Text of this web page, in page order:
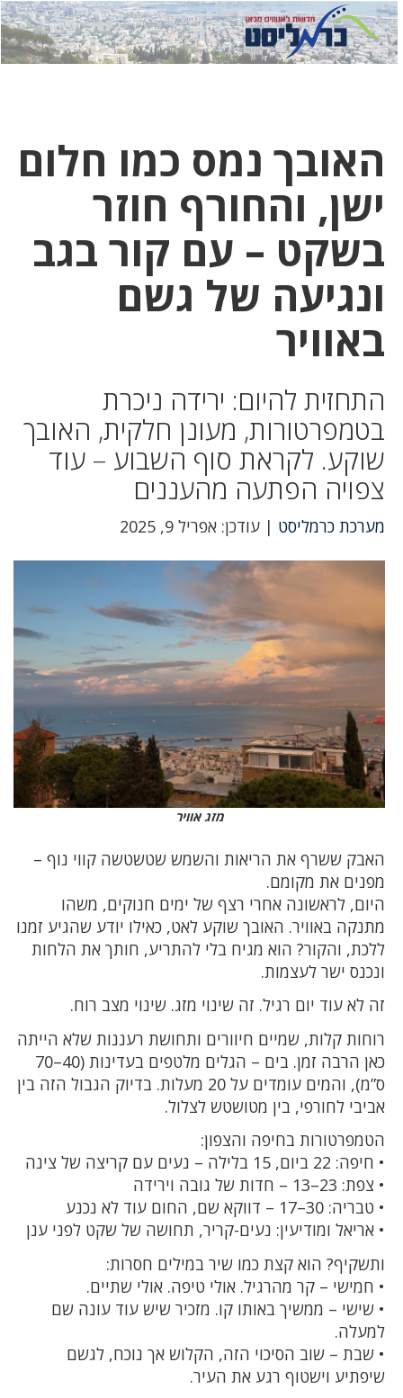
לחץ
כאן
לחץ
כדי
האובך נמס כמו חלום
ישן, והחורף חוזר
בשקט – עם קור בגב
ונגיעה של גשם
באוויר
התחזית להיום: ירידה ניכרת
בטמפרטורות, מעונן חלקית, האובך
שוקע. לקראת סוף השבוע – עוד
צפויה הפתעה מהעננים
מערכת כרמליסט | עודכן: אפריל 9, 2025
מזג אוויר
האבק ששרף את הריאות והשמש שטשטשה קווי נוף –
מפנים את מקומם.
היום, לראשונה אחרי רצף של ימים חנוקים, משהו
מתנקה באוויר. האובך שוקע לאט, כאילו יודע שהגיע זמנו
ללכת, והקור? הוא מגיח בלי להתריע, חותך את הלחות
ונכנס ישר לעצמות.
זה לא עוד יום רגיל. זה שינוי מזג. שינוי מצב רוח.
רוחות קלות, שמיים חיוורים ותחושת רעננות שלא הייתה
כאן הרבה זמן. בים – הגלים מלטפים בעדינות (40–70
ס”מ), והמים עומדים על 20 מעלות. בדיוק הגבול הזה בין
אביבי לחורפי, בין מטושטש לצלול.
הטמפרטורות בחיפה והצפון:
• חיפה: 22 ביום, 15 בלילה – נעים עם קריצה של צינה
• צפת: 23–13 – חדות של גובה וירידה
• טבריה: 30–17 – דווקא שם, החום עוד לא נכנע
• אריאל ומודיעין: נעים-קריר, תחושה של שקט לפני ענן
ותשקיף? הוא קצת כמו שיר במילים חסרות:
• חמישי – קר מהרגיל. אולי טיפה. אולי שתיים.
• שישי – ממשיך באותו קו. מזכיר שיש עוד עונה שם
למעלה.
• שבת – שוב הסיכוי הזה, הקלוש אך נוכח, לגשם
שיפתיע וישטוף רגע את העיר.